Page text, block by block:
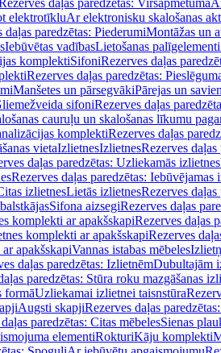
daļas paredzētas: Virsapmetuma
elektrotīkluAr elektronisku skalošanas
daļas paredzētas: PiederumiMontāžas un
Iebūvētas vadībasLietošanas palīgelementi
komplektiSifoniRezerves daļas
Rezerves daļas paredzētas:
Manšetes un pārsegvākiPārejas un
sifoniRezerves daļas
cauruļu un skalošanas līkumu
komplektiRezerves daļas
vietaIzlietnesIzlietnesRezerves
daļas paredzētas: Uzliekamās izlietnes
Rezerves daļas paredzētas: Iebūvējamas
izlietnesLietās izlietnesRezerves
Sifona aizsegiRezerves daļas
komplekti ar apakšskapiRezerves daļas
komplekti ar apakšskapiRezerves
apakšskapiVannas istabas mēbeles
daļas paredzētas: IzlietnēmDubultajām
paredzētas: Stūra roku mazgāšanas
formāUzliekamai izlietnei taisnstūra
Augsti skapjiRezerves daļas
paredzētas: Citas mēbelesSienas
elementiRokturiKāju komplekti